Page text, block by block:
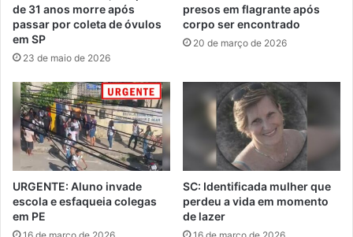
de 31 anos morre após
passar por coleta de óvulos
em SP
23 de maio de 2026
presos em flagrante após
corpo ser encontrado
20 de março de 2026
URGENTE: Aluno invade
escola e esfaqueia colegas
em PE
SC: Identificada mulher que
perdeu a vida em momento
de lazer